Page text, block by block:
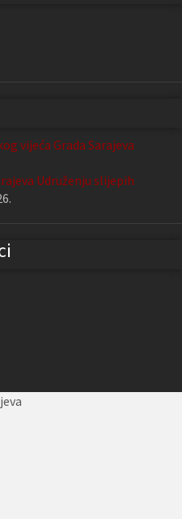
vijeća Grada Sarajeva
Udruženju slijepih